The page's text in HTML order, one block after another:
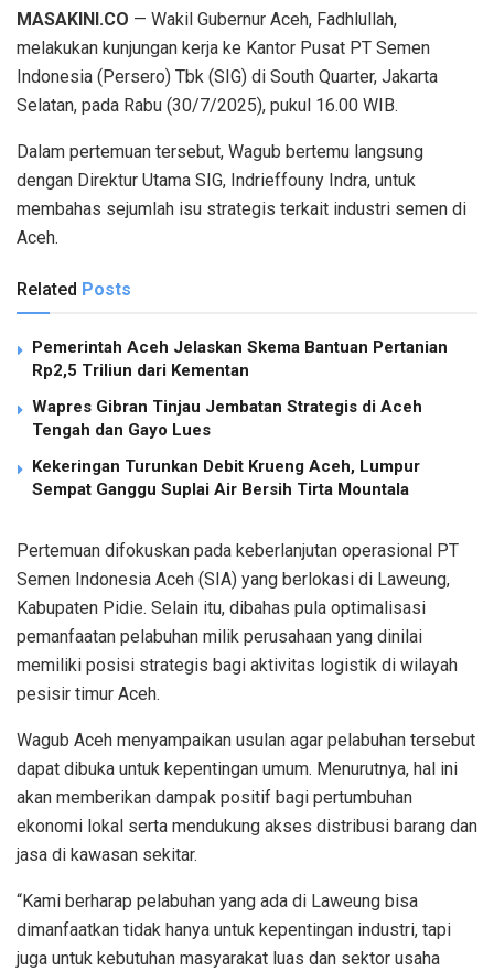
MASAKINI.CO — Wakil Gubernur Aceh, Fadhlullah,
melakukan kunjungan kerja ke Kantor Pusat PT Semen
Indonesia (Persero) Tbk (SIG) di South Quarter, Jakarta
Selatan, pada Rabu (30/7/2025), pukul 16.00 WIB.
Dalam pertemuan tersebut, Wagub bertemu langsung
dengan Direktur Utama SIG, Indrieffouny Indra, untuk
membahas sejumlah isu strategis terkait industri semen di
Aceh.
Related Posts
Pemerintah Aceh Jelaskan Skema Bantuan Pertanian
Rp2,5 Triliun dari Kementan
Wapres Gibran Tinjau Jembatan Strategis di Aceh
Tengah dan Gayo Lues
Kekeringan Turunkan Debit Krueng Aceh, Lumpur
Sempat Ganggu Suplai Air Bersih Tirta Mountala
Pertemuan difokuskan pada keberlanjutan operasional PT
Semen Indonesia Aceh (SIA) yang berlokasi di Laweung,
Kabupaten Pidie. Selain itu, dibahas pula optimalisasi
pemanfaatan pelabuhan milik perusahaan yang dinilai
memiliki posisi strategis bagi aktivitas logistik di wilayah
pesisir timur Aceh.
Wagub Aceh menyampaikan usulan agar pelabuhan tersebut
dapat dibuka untuk kepentingan umum. Menurutnya, hal ini
akan memberikan dampak positif bagi pertumbuhan
ekonomi lokal serta mendukung akses distribusi barang dan
jasa di kawasan sekitar.
“Kami berharap pelabuhan yang ada di Laweung bisa
dimanfaatkan tidak hanya untuk kepentingan industri, tapi
juga untuk kebutuhan masyarakat luas dan sektor usaha